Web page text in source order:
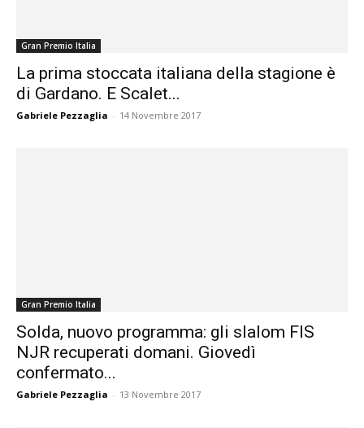
Gran Premio Italia
La prima stoccata italiana della stagione è
di Gardano. E Scalet...
Gabriele Pezzaglia - 14 Novembre 2017
Gran Premio Italia
Solda, nuovo programma: gli slalom FIS
NJR recuperati domani. Giovedì
confermato...
Gabriele Pezzaglia - 13 Novembre 2017